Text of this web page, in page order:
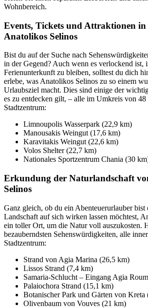
Wohnbereich.
Events, Tickets und Attraktionen
Anatolikos Selinos
Bist du auf der Suche nach
in der Gegend? Auch wenn es verlockend ist,
Ferienunterkunft zu bleiben, solltest du dich
erlebe, was Anatolikos Selinos zu so einem
Urlaubsziel macht. Dies sind einige der
es zu entdecken gilt, – alle im Umkreis von
Stadtzentrum:
Limnoupolis Wasserpark (22,9 km)
Manousakis Weingut (17,6 km)
Karavitakis Weingut (22,6 km)
Volos Shelter (22,7 km)
Nationales Sportzentrum Chania (30
Erkundung der Naturlandschaft
Selinos
Ganz gleich, ob du ein Abenteuerurlauber bist
Landschaft auf sich wirken lassen möchtest,
ein toller Ort, um die Natur voll auszukosten.
bezauberndsten Sehenswürdigkeiten, alle
Stadtzentrum:
Strand von Agia Marina (26,5 km)
Lissos Strand (7,4 km)
Samaria-Schlucht – Eingang Agia
Palaiochora Strand (15,1 km)
Botanischer Park und Gärten von Kreta
Olivenbaum von Vouves (21 km)